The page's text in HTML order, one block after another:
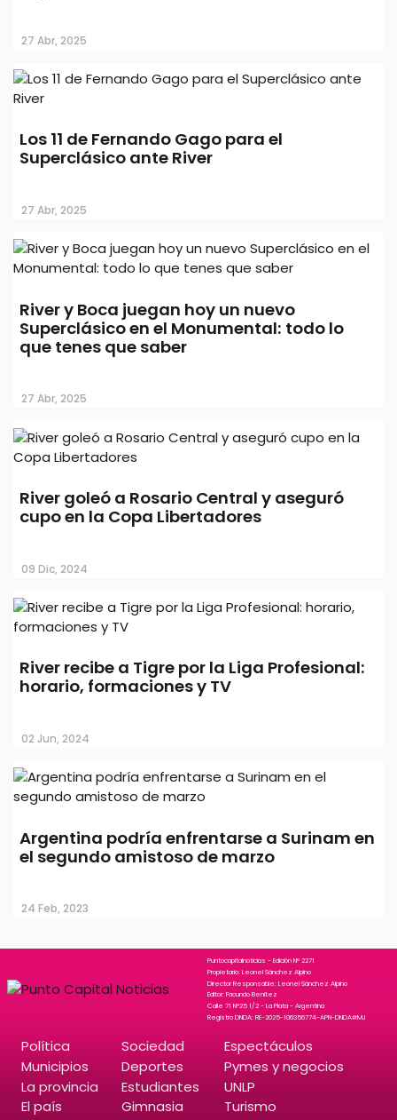
dónde se jugará la final de la Copa
Libertadores
27 Abr, 2025
Los 11 de Fernando Gago para el
Superclásico ante River
27 Abr, 2025
River y Boca juegan hoy un nuevo
Superclásico en el Monumental: todo lo
que tenes que saber
27 Abr, 2025
River goleó a Rosario Central y aseguró
cupo en la Copa Libertadores
09 Dic, 2024
River recibe a Tigre por la Liga Profesional:
horario, formaciones y TV
02 Jun, 2024
Argentina podría enfrentarse a Surinam en
el segundo amistoso de marzo
24 Feb, 2023
Puntocapitalnoticias - Edición N° 2271
Propietario: Leonel Sánchez Alpino
Director Responsable: Leonel Sánchez Alpino
Editor: Facundo Benitez
Calle 71 N°25 1/2 - La Plata - Argentina
Registro DNDA: RE-2025-106356774-APN-DNDA#MJ
Política
Municipios
La provincia
El país
Sociedad
Deportes
Estudiantes
Gimnasia
Espectáculos
Pymes y negocios
UNLP
Turismo